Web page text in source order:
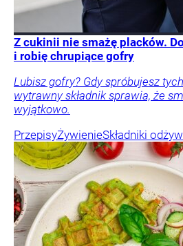
Z cukinii nie smażę placków.
i robię chrupiące gofry
Lubisz gofry? Gdy spróbujesz
wytrawny składnik sprawia, że
wyjątkowo.
PrzepisyŻywienieSkładniki